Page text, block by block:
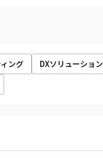
ング
DXソリューション